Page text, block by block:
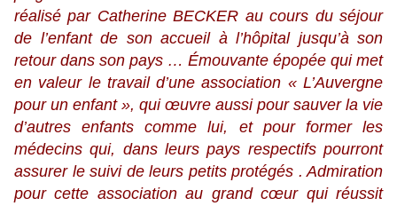
réalisé par Catherine BECKER au cours du séjour
de l’enfant de son accueil à l’hôpital jusqu’à son
retour dans son pays … Émouvante épopée qui met
en valeur le travail d’une association « L’Auvergne
pour un enfant », qui œuvre aussi pour sauver la vie
d’autres enfants comme lui, et pour former les
médecins qui, dans leurs pays respectifs pourront
assurer le suivi de leurs petits protégés . Admiration
pour cette association au grand cœur qui réussit